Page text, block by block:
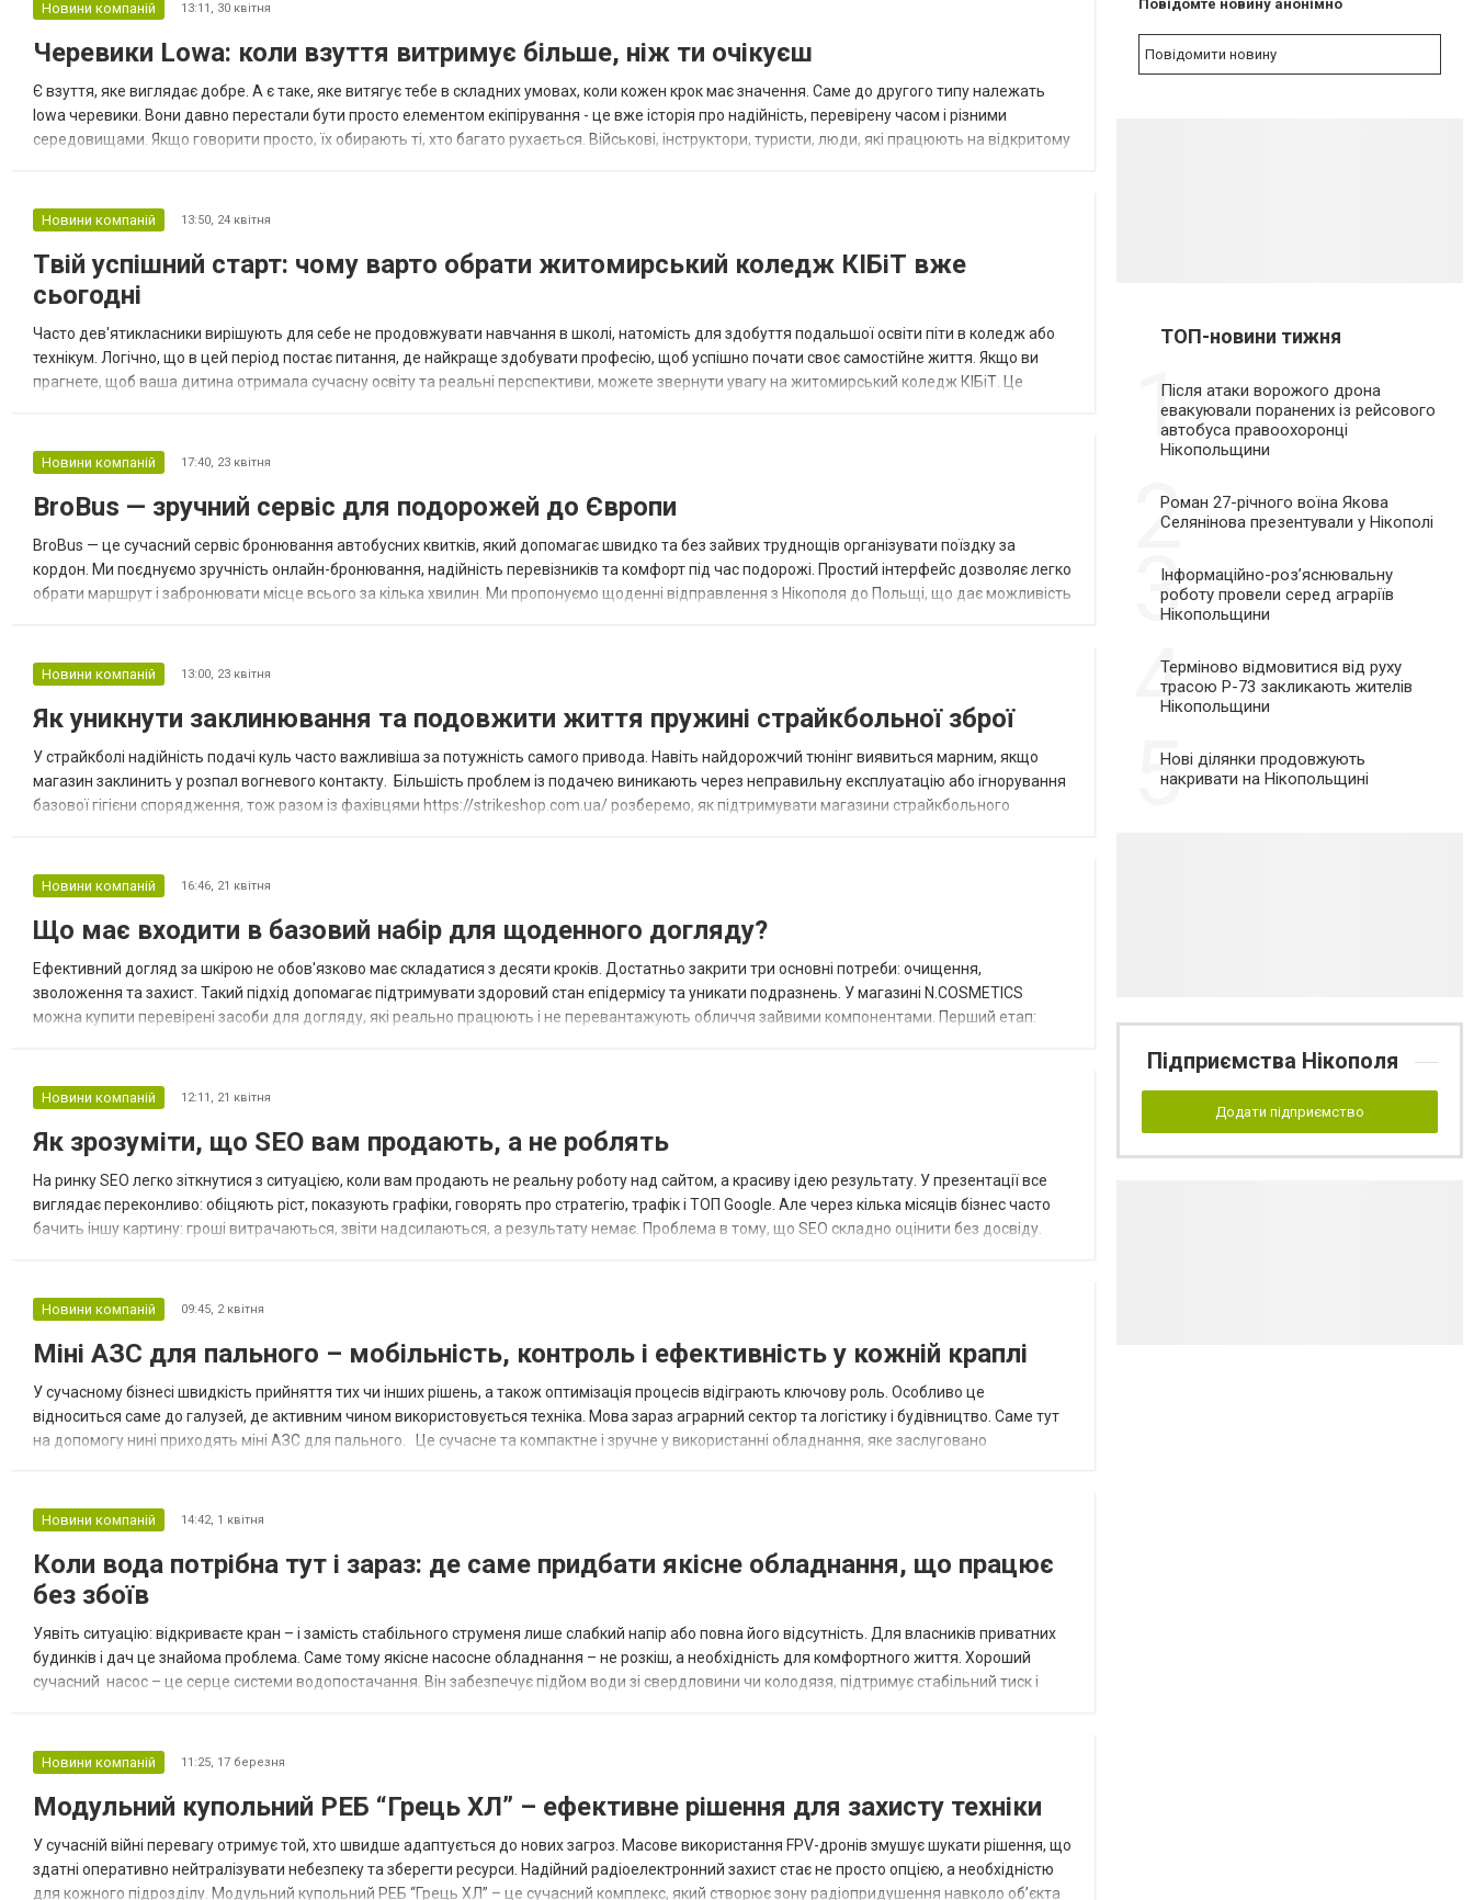
Новини компаній 13:11, 30 квітня
Черевики Lowa: коли взуття витримує більше, ніж ти очікуєш
Є взуття, яке виглядає добре. А є таке, яке витягує тебе в складних умовах, коли кожен крок має значення. Саме до другого типу належать
lowa черевики. Вони давно перестали бути просто елементом екіпірування - це вже історія про надійність, перевірену часом і різними
середовищами. Якщо говорити просто, їх обирають ті, хто багато рухається. Військові, інструктори, туристи, люди, які працюють на відкритому
Новини компаній 13:50, 24 квітня
Твій успішний старт: чому варто обрати житомирський коледж КІБіТ вже
сьогодні
Часто дев'ятикласники вирішують для себе не продовжувати навчання в школі, натомість для здобуття подальшої освіти піти в коледж або
технікум. Логічно, що в цей період постає питання, де найкраще здобувати професію, щоб успішно почати своє самостійне життя. Якщо ви
прагнете, щоб ваша дитина отримала сучасну освіту та реальні перспективи, можете звернути увагу на житомирський коледж КІБіТ. Це
Новини компаній 17:40, 23 квітня
BroBus — зручний сервіс для подорожей до Європи
BroBus — це сучасний сервіс бронювання автобусних квитків, який допомагає швидко та без зайвих труднощів організувати поїздку за
кордон. Ми поєднуємо зручність онлайн-бронювання, надійність перевізників та комфорт під час подорожі. Простий інтерфейс дозволяє легко
обрати маршрут і забронювати місце всього за кілька хвилин. Ми пропонуємо щоденні відправлення з Нікополя до Польщі, що дає можливість
Новини компаній 13:00, 23 квітня
Як уникнути заклинювання та подовжити життя пружині страйкбольної зброї
У страйкболі надійність подачі куль часто важливіша за потужність самого привода. Навіть найдорожчий тюнінг виявиться марним, якщо
магазин заклинить у розпал вогневого контакту. Більшість проблем із подачею виникають через неправильну експлуатацію або ігнорування
базової гігієни спорядження, тож разом із фахівцями https://strikeshop.com.ua/ розберемо, як підтримувати магазини страйкбольного
Новини компаній 16:46, 21 квітня
Що має входити в базовий набір для щоденного догляду?
Ефективний догляд за шкірою не обов'язково має складатися з десяти кроків. Достатньо закрити три основні потреби: очищення,
зволоження та захист. Такий підхід допомагає підтримувати здоровий стан епідермісу та уникати подразнень. У магазині N.COSMETICS
можна купити перевірені засоби для догляду, які реально працюють і не перевантажують обличчя зайвими компонентами. Перший етап:
Новини компаній 12:11, 21 квітня
Як зрозуміти, що SEO вам продають, а не роблять
На ринку SEO легко зіткнутися з ситуацією, коли вам продають не реальну роботу над сайтом, а красиву ідею результату. У презентації все
виглядає переконливо: обіцяють ріст, показують графіки, говорять про стратегію, трафік і ТОП Google. Але через кілька місяців бізнес часто
бачить іншу картину: гроші витрачаються, звіти надсилаються, а результату немає. Проблема в тому, що SEO складно оцінити без досвіду.
Новини компаній 09:45, 2 квітня
Міні АЗС для пального – мобільність, контроль і ефективність у кожній краплі
У сучасному бізнесі швидкість прийняття тих чи інших рішень, а також оптимізація процесів відіграють ключову роль. Особливо це
відноситься саме до галузей, де активним чином використовується техніка. Мова зараз аграрний сектор та логістику і будівництво. Саме тут
на допомогу нині приходять міні АЗС для пального. Це сучасне та компактне і зручне у використанні обладнання, яке заслуговано
Новини компаній 14:42, 1 квітня
Коли вода потрібна тут і зараз: де саме придбати якісне обладнання, що працює
без збоїв
Уявіть ситуацію: відкриваєте кран – і замість стабільного струменя лише слабкий напір або повна його відсутність. Для власників приватних
будинків і дач це знайома проблема. Саме тому якісне насосне обладнання – не розкіш, а необхідність для комфортного життя. Хороший
сучасний насос – це серце системи водопостачання. Він забезпечує підйом води зі свердловини чи колодязя, підтримує стабільний тиск і
Новини компаній 11:25, 17 березня
Модульний купольний РЕБ “Грець ХЛ” – ефективне рішення для захисту техніки
У сучасній війні перевагу отримує той, хто швидше адаптується до нових загроз. Масове використання FPV-дронів змушує шукати рішення, що
здатні оперативно нейтралізувати небезпеку та зберегти ресурси. Надійний радіоелектронний захист стає не просто опцією, а необхідністю
для кожного підрозділу. Модульний купольний РЕБ “Грець ХЛ” – це сучасний комплекс, який створює зону радіопридушення навколо об’єкта
Повідомте новину анонімно
Повідомити новину
ТОП-новини тижня
1
Після атаки ворожого дрона
евакуювали поранених із рейсового
автобуса правоохоронці
Нікопольщини
2
Роман 27-річного воїна Якова
Селянінова презентували у Нікополі
3
Інформаційно-роз’яснювальну
роботу провели серед аграріїв
Нікопольщини
4
Терміново відмовитися від руху
трасою Р-73 закликають жителів
Нікопольщини
5
Нові ділянки продовжують
накривати на Нікопольщині
Підприємства Нікополя
Додати підприємство